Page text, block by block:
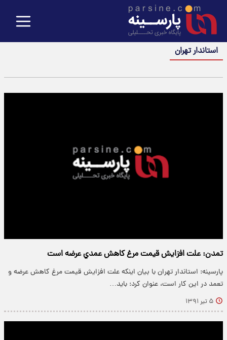
استاندار تهران
تمدن: علت افزايش قيمت مرغ كاهش عمدي عرضه است
پارسینه: استاندار تهران با بيان اينكه علت افزايش قيمت مرغ كاهش عرضه و
تعمد در اين كار است، عنوان كرد: بايد…
۵ تیر ۱۳۹۱